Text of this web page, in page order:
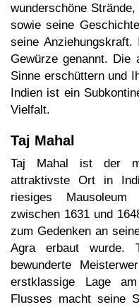
wunderschöne
sowie seine
seine
Gewürze genannt. Die
Sinne erschüttern und
Indien ist ein
Vielfalt.
Taj Mahal
Taj Mahal ist der
attraktivste Ort in
riesiges
zwischen 1631 und
zum Gedenken an
Agra erbaut wurde.
bewunderte
erstklassige Lage
Flusses macht seine